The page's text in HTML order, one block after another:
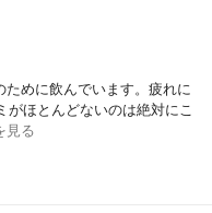
めに飲んでいます。疲れに
がほとんどないのは絶対にこ
見る